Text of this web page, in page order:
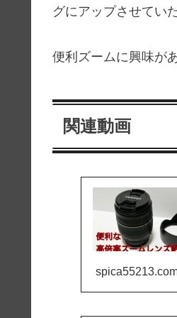
グにアップさせてい
便利ズームに興味が
関連動画